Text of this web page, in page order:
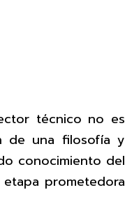
técnico no es
de una filosofía y
conocimiento del
prometedora